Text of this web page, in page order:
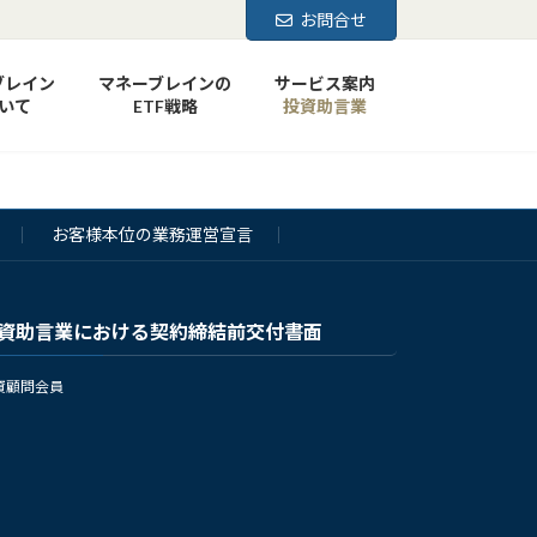
お問合せ
レイン
て
マネーブレインの
ETF戦略
サービス案内
投資助言業
お客様本位の業務運営宣言
助言業における契約締結前交付書面
顧問会員